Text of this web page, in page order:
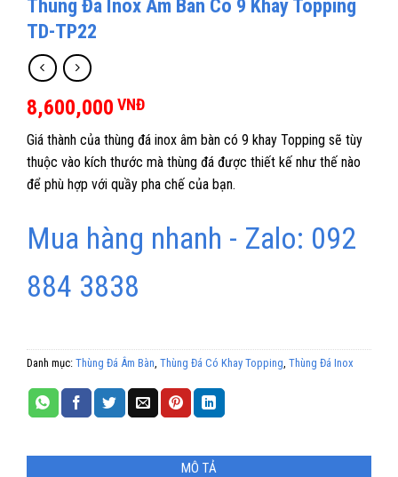
Thùng Đá Inox Âm Bàn Có 9 Khay Topping
TD-TP22
8,600,000 VNĐ
Giá thành của thùng đá inox âm bàn có 9 khay Topping sẽ tùy
thuộc vào kích thước mà thùng đá được thiết kế như thế nào
để phù hợp với quầy pha chế của bạn.
Mua hàng nhanh - Zalo: 092
884 3838
Danh mục: Thùng Đá Âm Bàn Thùng Đá Có Khay Topping Thùng Đá Inox
MÔ TẢ